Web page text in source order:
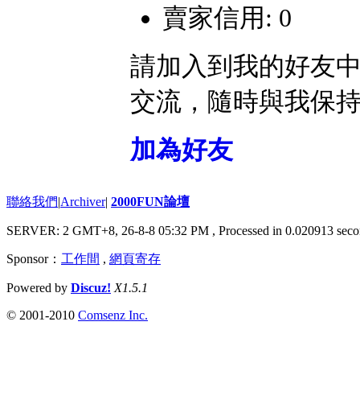
賣家信用: 0
請加入到我的好友
交流，隨時與我保
加為好友
聯絡我們|Archiver| 2000FUN論壇
SERVER: 2 GMT+8, 26-8-8 05:32 PM , Processed in 0.020913
Sponsor： 工作間 , 網頁寄存
Powered by Discuz! X1.5.1
© 2001-2010 Comsenz Inc.